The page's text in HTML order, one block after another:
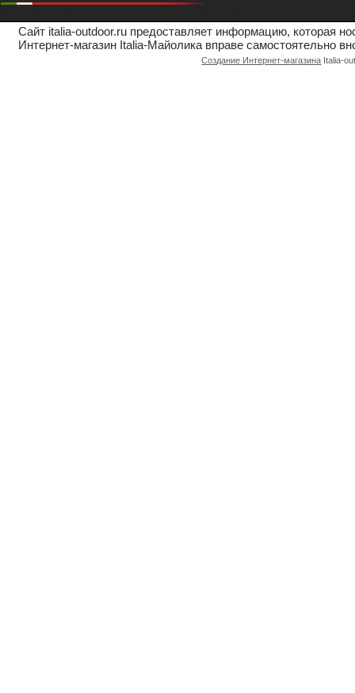
Сайт italia-outdoor.ru предоставляет информацию, которая
Интернет-магазин Italia-Майолика вправе самостоятельно
Создание Интернет-магазина Italia-